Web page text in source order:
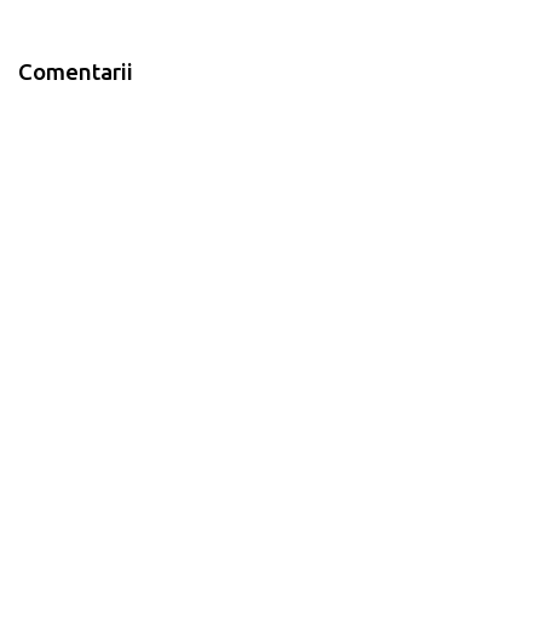
Comentarii